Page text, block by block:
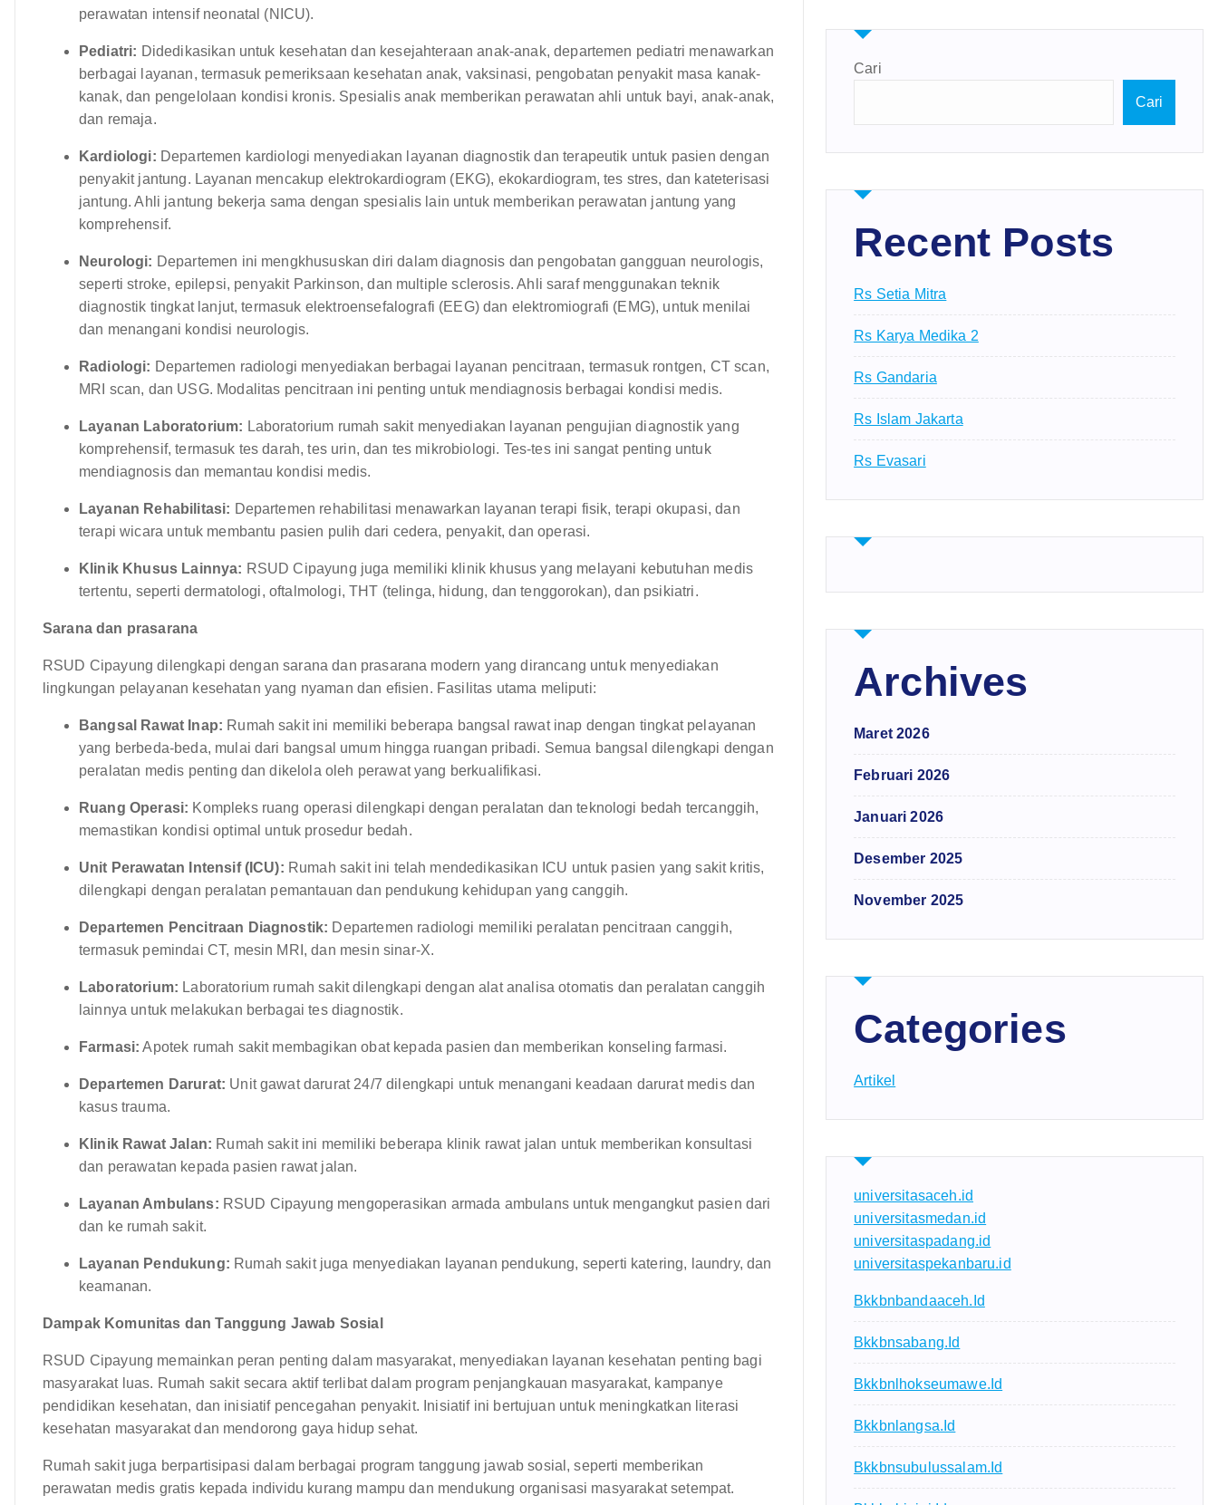
perawatan intensif neonatal (NICU).
Pediatri: Didedikasikan untuk kesehatan dan kesejahteraan anak-anak, departemen pediatri menawarkan
berbagai layanan, termasuk pemeriksaan kesehatan anak, vaksinasi, pengobatan penyakit masa kanak-
kanak, dan pengelolaan kondisi kronis. Spesialis anak memberikan perawatan ahli untuk bayi, anak-anak,
dan remaja.
Kardiologi: Departemen kardiologi menyediakan layanan diagnostik dan terapeutik untuk pasien dengan
penyakit jantung. Layanan mencakup elektrokardiogram (EKG), ekokardiogram, tes stres, dan kateterisasi
jantung. Ahli jantung bekerja sama dengan spesialis lain untuk memberikan perawatan jantung yang
komprehensif.
Neurologi: Departemen ini mengkhususkan diri dalam diagnosis dan pengobatan gangguan neurologis,
seperti stroke, epilepsi, penyakit Parkinson, dan multiple sclerosis. Ahli saraf menggunakan teknik
diagnostik tingkat lanjut, termasuk elektroensefalografi (EEG) dan elektromiografi (EMG), untuk menilai
dan menangani kondisi neurologis.
Radiologi: Departemen radiologi menyediakan berbagai layanan pencitraan, termasuk rontgen, CT scan,
MRI scan, dan USG. Modalitas pencitraan ini penting untuk mendiagnosis berbagai kondisi medis.
Layanan Laboratorium: Laboratorium rumah sakit menyediakan layanan pengujian diagnostik yang
komprehensif, termasuk tes darah, tes urin, dan tes mikrobiologi. Tes-tes ini sangat penting untuk
mendiagnosis dan memantau kondisi medis.
Layanan Rehabilitasi: Departemen rehabilitasi menawarkan layanan terapi fisik, terapi okupasi, dan
terapi wicara untuk membantu pasien pulih dari cedera, penyakit, dan operasi.
Klinik Khusus Lainnya: RSUD Cipayung juga memiliki klinik khusus yang melayani kebutuhan medis
tertentu, seperti dermatologi, oftalmologi, THT (telinga, hidung, dan tenggorokan), dan psikiatri.
Sarana dan prasarana
RSUD Cipayung dilengkapi dengan sarana dan prasarana modern yang dirancang untuk menyediakan
lingkungan pelayanan kesehatan yang nyaman dan efisien. Fasilitas utama meliputi:
Bangsal Rawat Inap: Rumah sakit ini memiliki beberapa bangsal rawat inap dengan tingkat pelayanan
yang berbeda-beda, mulai dari bangsal umum hingga ruangan pribadi. Semua bangsal dilengkapi dengan
peralatan medis penting dan dikelola oleh perawat yang berkualifikasi.
Ruang Operasi: Kompleks ruang operasi dilengkapi dengan peralatan dan teknologi bedah tercanggih,
memastikan kondisi optimal untuk prosedur bedah.
Unit Perawatan Intensif (ICU): Rumah sakit ini telah mendedikasikan ICU untuk pasien yang sakit kritis,
dilengkapi dengan peralatan pemantauan dan pendukung kehidupan yang canggih.
Departemen Pencitraan Diagnostik: Departemen radiologi memiliki peralatan pencitraan canggih,
termasuk pemindai CT, mesin MRI, dan mesin sinar-X.
Laboratorium: Laboratorium rumah sakit dilengkapi dengan alat analisa otomatis dan peralatan canggih
lainnya untuk melakukan berbagai tes diagnostik.
Farmasi: Apotek rumah sakit membagikan obat kepada pasien dan memberikan konseling farmasi.
Departemen Darurat: Unit gawat darurat 24/7 dilengkapi untuk menangani keadaan darurat medis dan
kasus trauma.
Klinik Rawat Jalan: Rumah sakit ini memiliki beberapa klinik rawat jalan untuk memberikan konsultasi
dan perawatan kepada pasien rawat jalan.
Layanan Ambulans: RSUD Cipayung mengoperasikan armada ambulans untuk mengangkut pasien dari
dan ke rumah sakit.
Layanan Pendukung: Rumah sakit juga menyediakan layanan pendukung, seperti katering, laundry, dan
keamanan.
Dampak Komunitas dan Tanggung Jawab Sosial
RSUD Cipayung memainkan peran penting dalam masyarakat, menyediakan layanan kesehatan penting bagi
masyarakat luas. Rumah sakit secara aktif terlibat dalam program penjangkauan masyarakat, kampanye
pendidikan kesehatan, dan inisiatif pencegahan penyakit. Inisiatif ini bertujuan untuk meningkatkan literasi
kesehatan masyarakat dan mendorong gaya hidup sehat.
Rumah sakit juga berpartisipasi dalam berbagai program tanggung jawab sosial, seperti memberikan
perawatan medis gratis kepada individu kurang mampu dan mendukung organisasi masyarakat setempat.
Cari
Cari
Recent Posts
Rs Setia Mitra
Rs Karya Medika 2
Rs Gandaria
Rs Islam Jakarta
Rs Evasari
Archives
Maret 2026
Februari 2026
Januari 2026
Desember 2025
November 2025
Categories
Artikel
universitasaceh.id
universitasmedan.id
universitaspadang.id
universitaspekanbaru.id
Bkkbnbandaaceh.id
Bkkbnsabang.id
Bkkbnlhokseumawe.id
Bkkbnlangsa.id
Bkkbnsubulussalam.id